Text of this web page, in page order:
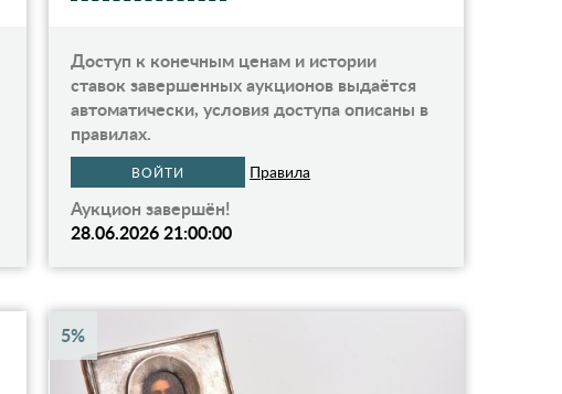
Доступ к конечным ценам и истории
ставок завершенных аукционов выдаётся
автоматически, условия доступа описаны в
правилах.
ВОЙТИ Правила
Аукцион завершён!
28.06.2026 21:00:00
5%